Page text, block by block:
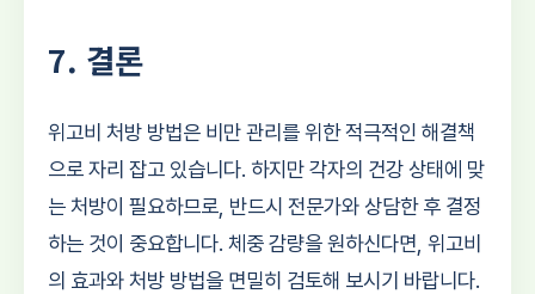
7. 결론
위고비 처방 방법은 비만 관리를 위한 적극적인 해결책
으로 자리 잡고 있습니다. 하지만 각자의 건강 상태에 맞
는 처방이 필요하므로, 반드시 전문가와 상담한 후 결정
하는 것이 중요합니다. 체중 감량을 원하신다면, 위고비
의 효과와 처방 방법을 면밀히 검토해 보시기 바랍니다.